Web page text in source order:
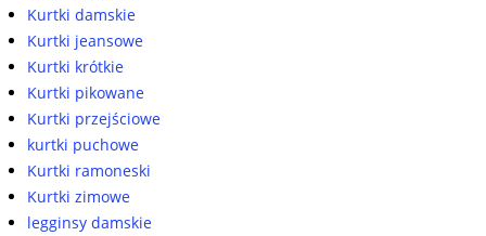
Kurtki damskie
Kurtki jeansowe
Kurtki krótkie
Kurtki pikowane
Kurtki przejściowe
kurtki puchowe
Kurtki ramoneski
Kurtki zimowe
legginsy damskie